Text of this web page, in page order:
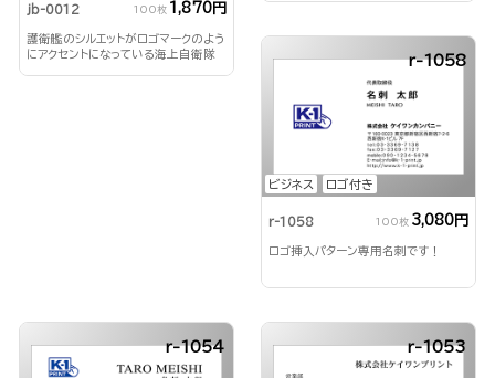
jb-0012 100枚 1,870円
護衛艦のシルエットがロゴマークのよう
にアクセントになっている海上自衛隊
ビジネス ロゴ付き
r-1058
r-1058 100枚 3,080円
ロゴ挿入パターン専用名刺です！
r-1054 r-1053